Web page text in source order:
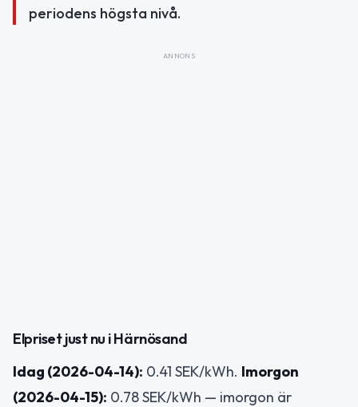
periodens högsta nivå.
ANNONS
Elpriset just nu i Härnösand
Idag (2026-04-14): 0.41 SEK/kWh. Imorgon
(2026-04-15): 0.78 SEK/kWh — imorgon är